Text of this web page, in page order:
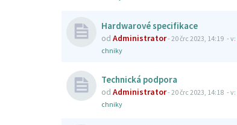
Hardwarové specifikace
od Administrator- 20 črc 2023, 14:19 - v:
chniky
Technická podpora
od Administrator- 20 črc 2023, 14:18 - v:
chniky